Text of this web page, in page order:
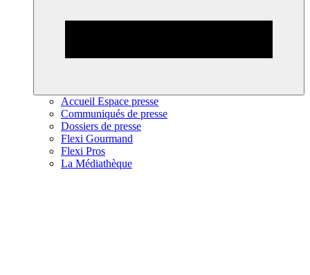
Accueil Espace presse
Communiqués de presse
Dossiers de presse
Flexi Gourmand
Flexi Pros
La Médiathèque